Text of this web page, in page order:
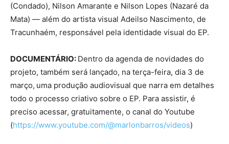
(Condado), Nilson Amarante e Nilson Lopes (Nazaré da
Mata) — além do artista visual Adeilso Nascimento, de
Tracunhaém, responsável pela identidade visual do EP.
DOCUMENTÁRIO: Dentro da agenda de novidades do
projeto, também será lançado, na terça-feira, dia 3 de
março, uma produção audiovisual que narra em detalhes
todo o processo criativo sobre o EP. Para assistir, é
preciso acessar, gratuitamente, o canal do Youtube
(https://www.youtube.com/@marlonbarros/videos)